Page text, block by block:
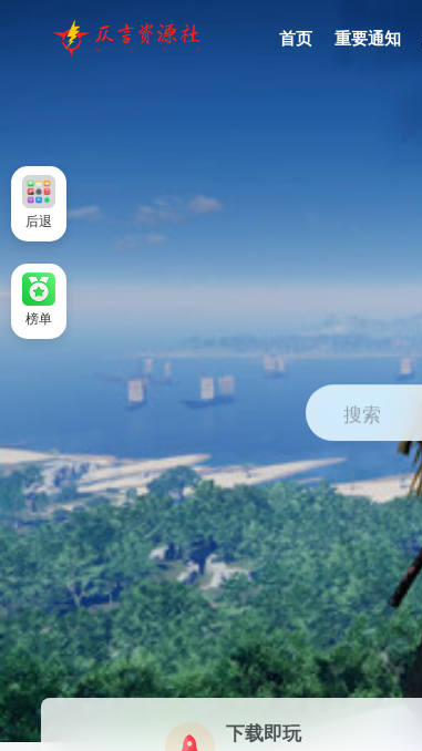
首页 重要通知
搜索
下载即玩
后退
榜单